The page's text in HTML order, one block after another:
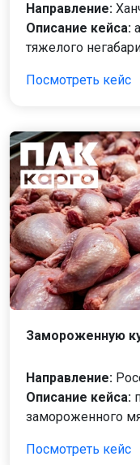
Направление:
Описание кейса:
тяжелого
Посмотреть кейс
Замороженную
Направление:
Описание кейса:
замороженного
Посмотреть кейс